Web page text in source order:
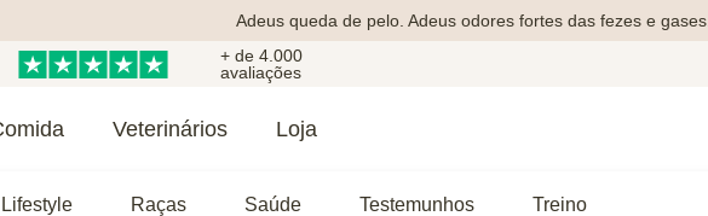
Adeus queda de pelo. Adeus odores fortes das fezes e gases.
+ de 4.000
avaliações
Veterinários Loja
Lifestyle Raças Saúde Testemunhos Treino